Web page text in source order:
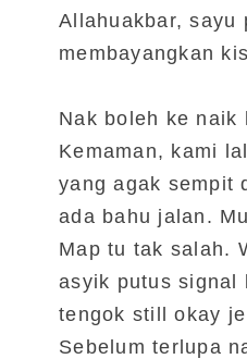
Allahuakbar, sayu
membayangkan
Nak boleh ke naik
Kemaman, kami
yang agak sempit
ada bahu jalan.
Map tu tak salah.
asyik putus signal
tengok still okay
Sebelum terlupa